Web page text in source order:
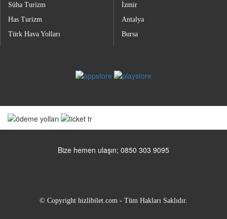
Süha Turizm
Has Turizm
Türk Hava Yolları
İzmir
Antalya
Bursa
Bize hemen ulaşın; 0850 303 9095
© Copyright hizlibilet.com - Tüm Hakları Saklıdır.